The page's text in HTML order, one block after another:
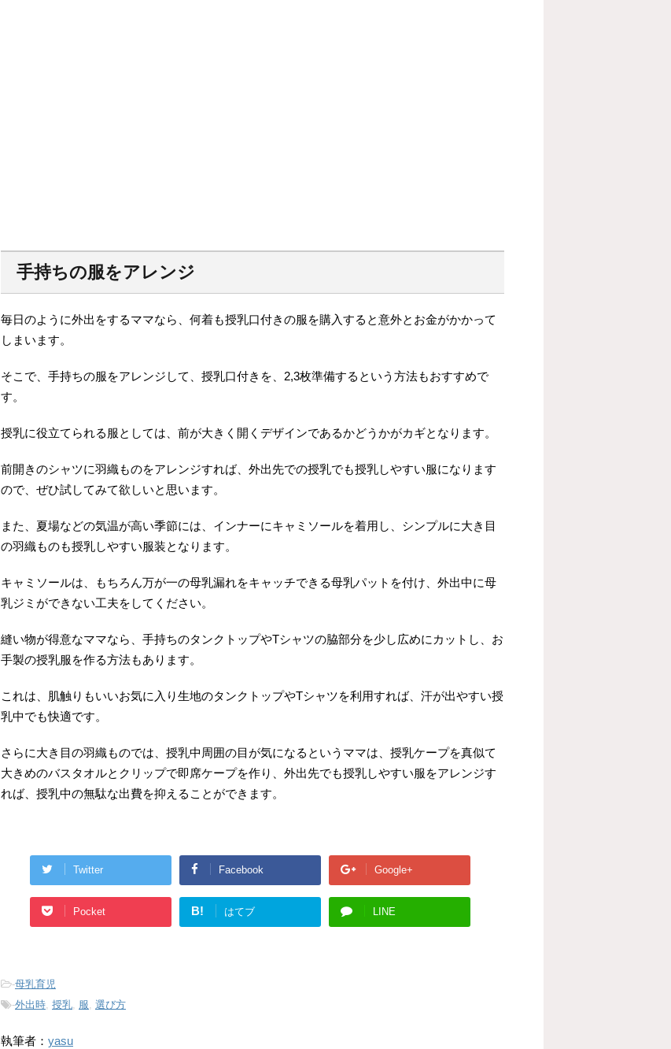
手持ちの服をアレンジ
毎日のように外出をするママなら、何着も授乳口付きの服を購入すると意外とお金がかかって
しまいます。
そこで、手持ちの服をアレンジして、授乳口付きを、2,3枚準備するという方法もおすすめで
す。
授乳に役立てられる服としては、前が大きく開くデザインであるかどうかがカギとなります。
前開きのシャツに羽織ものをアレンジすれば、外出先での授乳でも授乳しやすい服になります
ので、ぜひ試してみて欲しいと思います。
また、夏場などの気温が高い季節には、インナーにキャミソールを着用し、シンプルに大き目
の羽織ものも授乳しやすい服装となります。
キャミソールは、もちろん万が一の母乳漏れをキャッチできる母乳パットを付け、外出中に母
乳ジミができない工夫をしてください。
縫い物が得意なママなら、手持ちのタンクトップやTシャツの脇部分を少し広めにカットし、お
手製の授乳服を作る方法もあります。
これは、肌触りもいいお気に入り生地のタンクトップやTシャツを利用すれば、汗が出やすい授
乳中でも快適です。
さらに大き目の羽織ものでは、授乳中周囲の目が気になるというママは、授乳ケープを真似て
大きめのバスタオルとクリップで即席ケープを作り、外出先でも授乳しやすい服をアレンジす
れば、授乳中の無駄な出費を抑えることができます。
Twitter Facebook Google+
Pocket B! はてブ LINE
-母乳育児
-外出時 授乳 服 選び方
執筆者： yasu